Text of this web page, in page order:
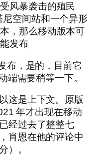
风暴袭击的殖民
空间站和一个异形
，那么移动版本可
发布
布，是的，目前它
端需要稍等一下。
这是上下文。原版
年才出现在移动
经过去了整整七
肖恩在他的评论中
）。